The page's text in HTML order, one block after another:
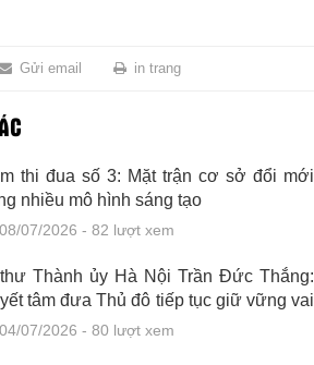
Gửi email in trang
thi đua số 3: Mặt trận cơ sở đổi mới
nhiều mô hình sáng tạo
08/07/2026 - 82 lượt xem
Thành ủy Hà Nội Trần Đức Thắng:
tâm đưa Thủ đô tiếp tục giữ vững vai
tàu, trái tim của cả nước
04/07/2026 - 80 lượt xem